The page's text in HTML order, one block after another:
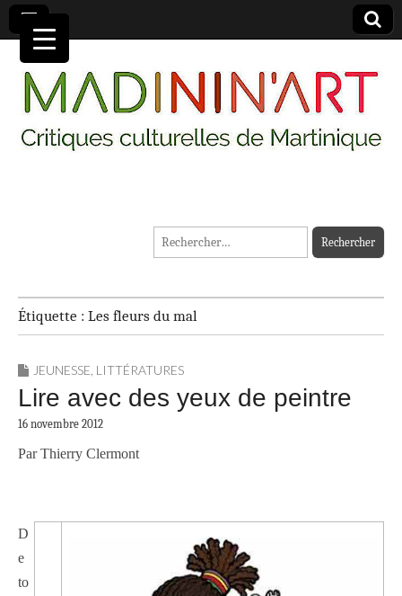
MADININ'ART
Rechercher :
Étiquette : Les fleurs du mal
JEUNESSE, LITTÉRATURES
Lire avec des yeux de peintre
16 novembre 2012
Par Thierry Clermont
D
e
to